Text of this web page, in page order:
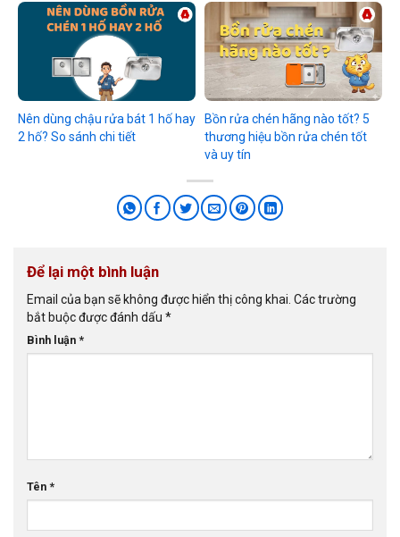
Nên dùng chậu rửa bát 1 hố hay
2 hố? So sánh chi tiết
Bồn rửa chén hãng nào tốt? 5
thương hiệu bồn rửa chén tốt
và uy tín
Để lại một bình luận
Email của bạn sẽ không được hiển thị công khai. Các trường
bắt buộc được đánh dấu *
Bình luận *
Tên *